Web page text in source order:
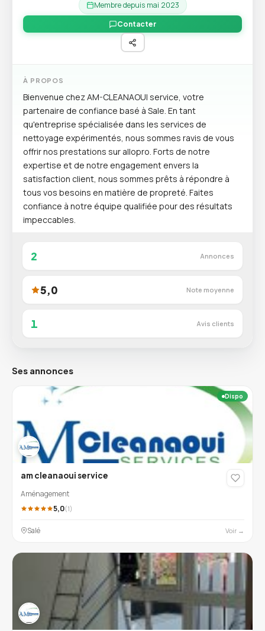
Membre depuis mai 2023
Contacter
À PROPOS
Bienvenue chez AM-CLEANAOUI service, votre
partenaire de confiance basé à Sale. En tant
qu'entreprise spécialisée dans les services de
nettoyage expérimentés, nous sommes ravis de vous
offrir nos prestations sur allopro. Forts de notre
expertise et de notre engagement envers la
satisfaction client, nous sommes prêts à répondre à
tous vos besoins en matière de propreté. Faites
confiance à notre équipe qualifiée pour des résultats
impeccables.
2 Annonces
5,0 Note moyenne
1 Avis clients
Ses annonces
Dispo
am cleanaoui service
Aménagement
5,0(1)
Salé Voir →